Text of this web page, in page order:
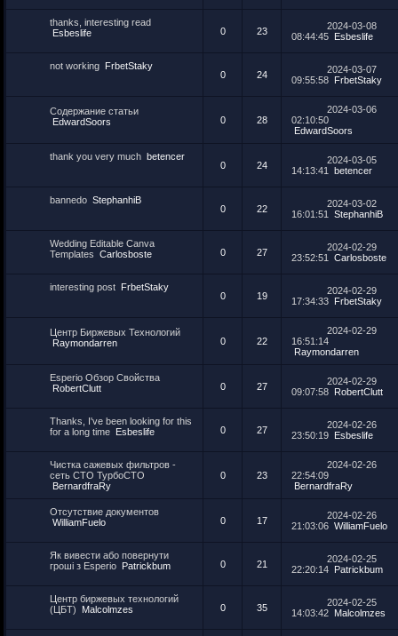
thanks, interesting read
Esbeslife
0 23
2024-03-08
08:44:45 Esbeslife
not working FrbetStaky
0
24
2024-03-07
09:55:58 FrbetStaky
Содержание статьи
EdwardSoors
0 28
2024-03-06
02:10:50
EdwardSoors
thank you very much betencer
0
24
2024-03-05
14:13:41
betencer
bannedo StephanhiB
0
22
2024-03-02
16:01:51
StephanhiB
Wedding Editable Canva
Templates Carlosboste 0 27
2024-02-29
23:52:51
Carlosboste
interesting post FrbetStaky
0
19
2024-02-29
17:34:33 FrbetStaky
Центр Биржевых Технологий
Raymondarren
0 22
2024-02-29
16:51:14
Raymondarren
Esperio Обзор Свойства
RobertClutt
0 27
2024-02-29
09:07:58 RobertClutt
Thanks, I've been looking for this
for a long time Esbeslife 0 27
2024-02-26
23:50:19 Esbeslife
Чистка сажевых фильтров -
сеть СТО ТурбоСТО
BernardfraRy
0 23
2024-02-26
22:54:09
BernardfraRy
Отсутствие документов
WilliamFuelo
0 17
2024-02-26
21:03:06 WilliamFuelo
Як вивести або повернути
гроші з Esperio Patrickbum 0 21
2024-02-25
22:20:14 Patrickbum
Центр биржевых технологий
(ЦБТ)
Malcolmzes 0 35
2024-02-25
14:03:42 Malcolmzes